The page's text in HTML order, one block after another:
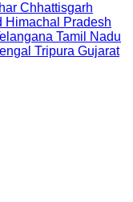
Chhattisgarh
Himachal Pradesh
Tamil Nadu
Tripura Gujarat